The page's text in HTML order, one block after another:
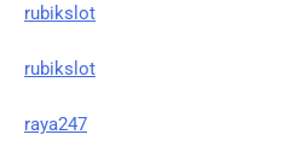
rubikslot
rubikslot
raya247